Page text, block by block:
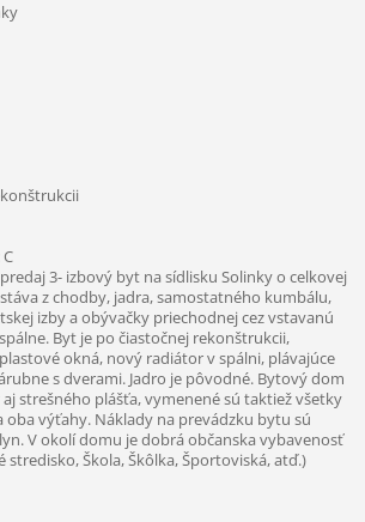
3- izbový byt na sídlisku Solinky o celkovej
z chodby, jadra, samostatného kumbálu,
izby a obývačky priechodnej cez vstavanú
Byt je po čiastočnej rekonštrukcii,
okná, nový radiátor v spálni, plávajúce
s dverami. Jadro je pôvodné. Bytový dom
strešného plášťa, vymenené sú taktiež všetky
oba výťahy. Náklady na prevádzku bytu sú
V okolí domu je dobrá občanska vybavenosť
stredisko, Škola, Škôlka, Športoviská, atď.)